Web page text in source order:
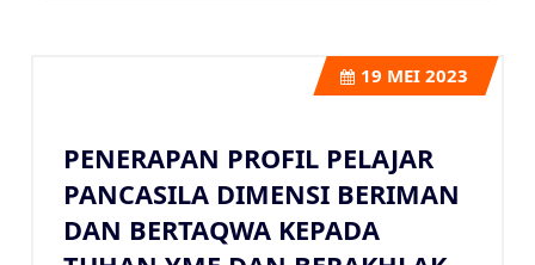
PENERAPAN PROFIL PELAJAR
PANCASILA DIMENSI BERIMAN
DAN BERTAQWA KEPADA
19 MEI 2023